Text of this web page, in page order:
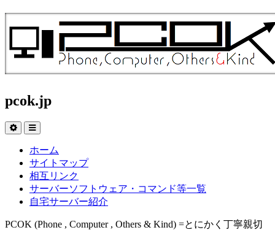
pcok.jp
ホーム
サイトマップ
相互リンク
サーバーソフトウェア・コマンド等一覧
自宅サーバー紹介
PCOK (Phone , Computer , Others & Kind) =とにかく丁寧親切